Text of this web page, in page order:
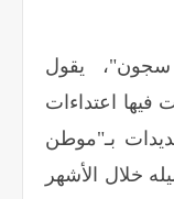
يقول
فيها اعتداءات
بـ"موطن
خلال الأشهر